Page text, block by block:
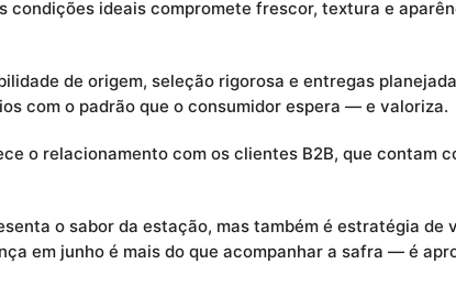
condições ideais compromete frescor, textura e
de origem, seleção rigorosa e entregas
com o padrão que o consumidor espera — e valoriza.
o relacionamento com os clientes B2B, que contam
o sabor da estação, mas também é estratégia
em junho é mais do que acompanhar a safra — é